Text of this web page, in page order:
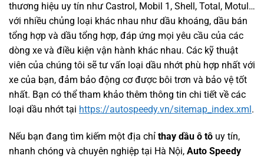
thương hiệu uy tín như Castrol, Mobil 1, Shell, Total, Motul…
với nhiều chủng loại khác nhau như dầu khoáng, dầu bán
tổng hợp và dầu tổng hợp, đáp ứng mọi yêu cầu của các
dòng xe và điều kiện vận hành khác nhau. Các kỹ thuật
viên của chúng tôi sẽ tư vấn loại dầu nhớt phù hợp nhất với
xe của bạn, đảm bảo động cơ được bôi trơn và bảo vệ tốt
nhất. Bạn có thể tham khảo thêm thông tin chi tiết về các
loại dầu nhớt tại https://autospeedy.vn/sitemap_index.xml.
Nếu bạn đang tìm kiếm một địa chỉ thay dầu ô tô uy tín,
nhanh chóng và chuyên nghiệp tại Hà Nội, Auto Speedy